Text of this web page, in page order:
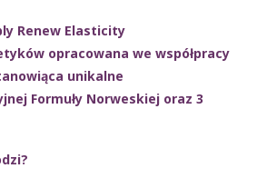
Renew Elasticity
opracowana we współpracy
unikalne
Formuły Norweskiej oraz 3